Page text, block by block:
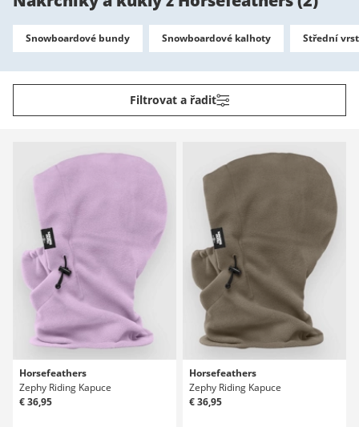
Snowboardové bundy Snowboardové kalhoty Střední
Filtrovat a řadit
Horsefeathers
Zephy Riding Kapuce
€ 36,95
Horsefeathers
Zephy Riding Kapuce
€ 36,95